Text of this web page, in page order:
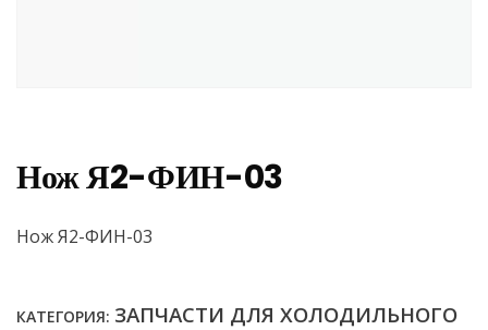
Нож Я2-ФИН-03
Нож Я2-ФИН-03
КАТЕГОРИЯ: ЗАПЧАСТИ ДЛЯ ХОЛОДИЛЬНОГО